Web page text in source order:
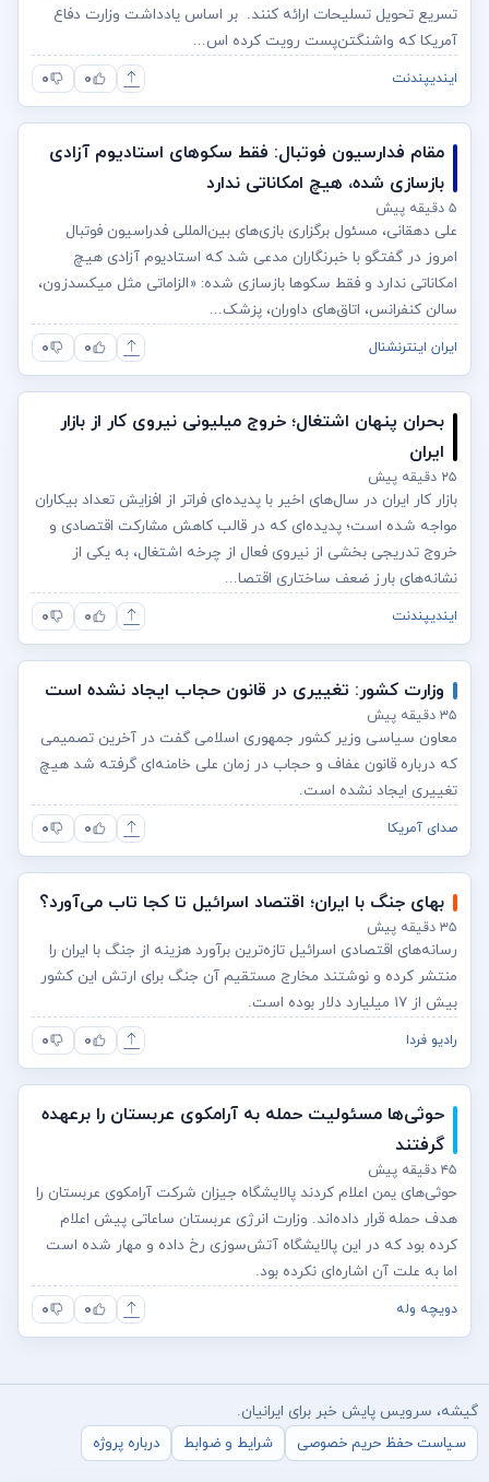
تسریع تحویل تسلیحات ارائه کنند. بر اساس یادداشت وزارت دفاع
آمریکا که واشنگتن‌پست رویت کرده اس...
ایندیپندنت ۰ ۰
مقام فدارسیون فوتبال: فقط سکوهای استادیوم آزادی
بازسازی شده، هیچ امکاناتی ندارد
۵ دقیقه پیش
علی دهقانی، مسئول برگزاری بازی‌های بین‌المللی فدراسیون فوتبال
امروز در گفتگو با خبرنگاران مدعی شد که استادیوم آزادی هیچ
امکاناتی ندارد و فقط سکوها بازسازی شده: «الزاماتی مثل میکسدزون،
سالن کنفرانس، اتاق‌های داوران، پزشک...
ایران اینترنشنال ۰ ۰
بحران پنهان اشتغال؛ خروج میلیونی نیروی کار از بازار
ایران
۲۵ دقیقه پیش
بازار کار ایران در سال‌های اخیر با پدیده‌ای فراتر از افزایش تعداد بیکاران
مواجه شده است؛ پدیده‌ای که در قالب کاهش مشارکت اقتصادی و
خروج تدریجی بخشی از نیروی فعال از چرخه اشتغال، به یکی از
نشانه‌های بارز ضعف ساختاری اقتصا...
ایندیپندنت ۰ ۰
وزارت کشور: تغییری در قانون حجاب ایجاد نشده است
۳۵ دقیقه پیش
معاون سیاسی وزیر کشور جمهوری اسلامی گفت در آخرین تصمیمی
که درباره قانون عفاف و حجاب در زمان علی خامنه‌ای گرفته شد هیچ
تغییری ایجاد نشده است.
صدای آمریکا ۰ ۰
بهای جنگ با ایران؛ اقتصاد اسرائیل تا کجا تاب می‌آورد؟
۳۵ دقیقه پیش
رسانه‌های اقتصادی اسرائیل تازه‌ترین برآورد هزینه از جنگ با ایران را
منتشر کرده و نوشتند مخارج مستقیم آن جنگ برای ارتش این کشور
بیش از ۱۷ میلیارد دلار بوده است.
رادیو فردا ۰ ۰
حوثی‌ها مسئولیت حمله به آرامکوی عربستان را برعهده
گرفتند
۴۵ دقیقه پیش
حوثی‌های یمن اعلام کردند پالایشگاه جیزان شرکت آرامکوی عربستان را
هدف حمله قرار داده‌اند. وزارت انرژی عربستان ساعاتی پیش اعلام
کرده بود که در این پالایشگاه آتش‌سوزی رخ داده و مهار شده است
اما به علت آن اشاره‌ای نکرده بود.
دویچه وله ۰ ۰
گیشه، سرویس پایش خبر برای ایرانیان.
سیاست حفظ حریم خصوصی
شرایط و ضوابط درباره پروژه